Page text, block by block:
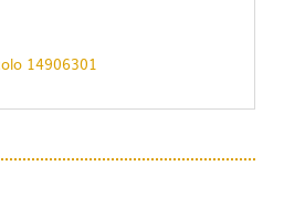
14906301